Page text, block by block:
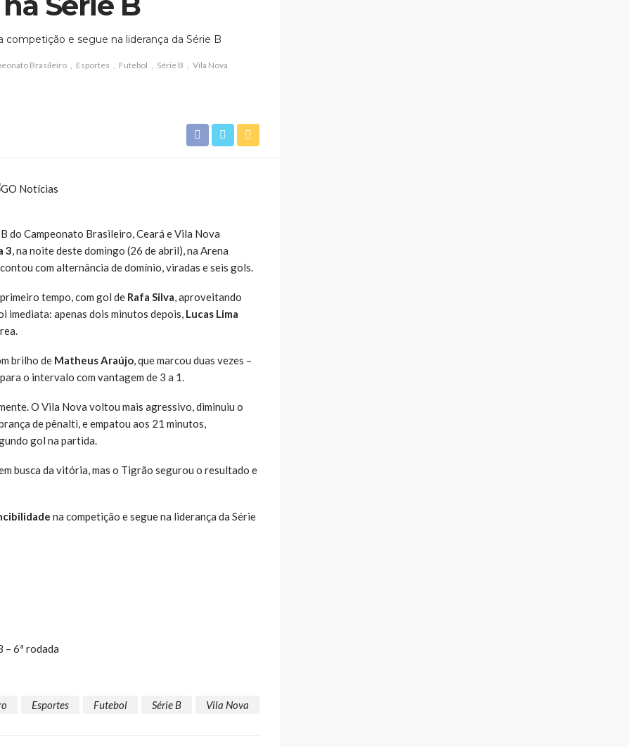
e segue na liderança da Série B
Brasileiro Esportes Futebol Série B Vila Nova
do Campeonato Brasileiro, Ceará e Vila Nova
3, na noite deste domingo (26 de abril), na Arena
com alternância de domínio, viradas e seis gols.
tempo, com gol de Rafa Silva, aproveitando
imediata: apenas dois minutos depois, Lucas Lima
brilho de Matheus Araújo, que marcou duas vezes –
o intervalo com vantagem de 3 a 1.
O Vila Nova voltou mais agressivo, diminuiu o
de pênalti, e empatou aos 21 minutos,
gol na partida.
busca da vitória, mas o Tigrão segurou o resultado e
na competição e segue na liderança da Série
– 6ª rodada
Esportes Futebol Série B Vila Nova